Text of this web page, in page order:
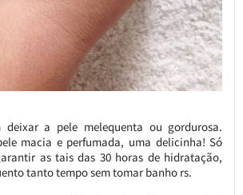
deixar a pele melequenta ou gordurosa.
macia e perfumada, uma delicinha! Só
as tais das 30 horas de hidratação,
tanto tempo sem tomar banho rs.